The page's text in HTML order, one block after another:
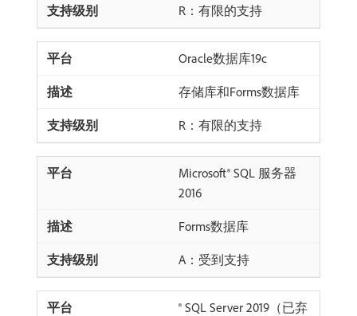
R：有限的支持
Oracle数据库19c
存储库和Forms数据库
R：有限的支持
Microsoft® SQL 服务器
2016
Forms数据库
A：受到支持
® SQL Server 2019（已弃